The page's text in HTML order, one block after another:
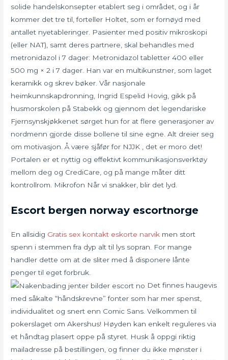
solide handelskonsepter etablert seg i området, og i år
kommer det tre til, forteller Holtet, som er fornøyd med
antallet nyetableringer. Pasienter med positiv mikroskopi
(eller NAT), samt deres partnere, skal behandles med
metronidazol i 7 dager: Metronidazol tabletter 400 eller
500 mg × 2 i 7 dager. Han var en multikunstner, som laget
keramikk og skrev bøker. Vår nasjonale
heimkunnskapdronning, Ingrid Espelid Hovig, gikk på
husmorskolen på Stabekk og gjennom det legendariske
Fjernsynskjøkkenet sørget hun for at flere generasjoner av
nordmenn gjorde disse bollene til sine egne. Alt dreier seg
om motivasjon. Å være sjåfør for NJJK , det er moro det!
Portalen er et nyttig og effektivt kommunikasjonsverktøy
mellom deg og CrediCare, og på mange måter ditt
kontrollrom. Mikrofon Når vi snakker, blir det lyd.
Escort bergen norway escortnorge
En allsidig Gratis sex kontakt eskorte narvik men stort
spenn i stemmen fra dyp alt til lys sopran. For mange
handler dette om at de sliter med å disponere lånte
penger til eget forbruk.
Det finnes haugevis
med såkalte “håndskrevne” fonter som har mer spenst,
individualitet og snert enn Comic Sans. Velkommen til
pokerslaget om Akershus! Høyden kan enkelt reguleres via
et håndtag plasert oppe på styret. Husk å oppgi riktig
mailadresse på bestillingen, og finner du ikke mønster i